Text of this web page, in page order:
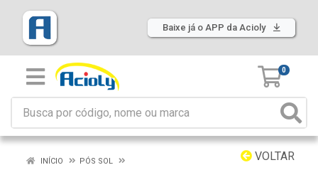
Baixe já o APP da Acioly
0
VOLTAR
INÍCIO
PÓS SOL